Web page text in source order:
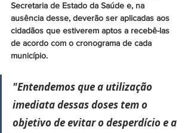
Secretaria de Estado da Saúde e, na
ausência desse, deverão ser aplicadas aos
cidadãos que estiverem aptos a recebê-las
de acordo com o cronograma de cada
município.
"Entendemos que a utilização
imediata dessas doses tem o
objetivo de evitar o desperdício e a